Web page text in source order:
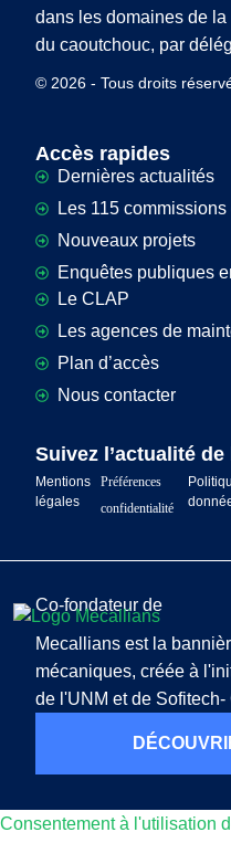
dans les domaines de la
du caoutchouc, par
© 2026 - Tous droits
Accès rapides
Dernières actualités
Les 115
Nouveaux projets
Enquêtes publiques
Le CLAP
Les agences de
Plan d’accès
Nous contacter
Suivez l’actualité de
Mentions
légales
Préférences
confidentialité
Co-fondateur de
Mecallians est la
mécaniques, créée à
de l'UNM et de Sofitech-
Consentement à l'utilisation